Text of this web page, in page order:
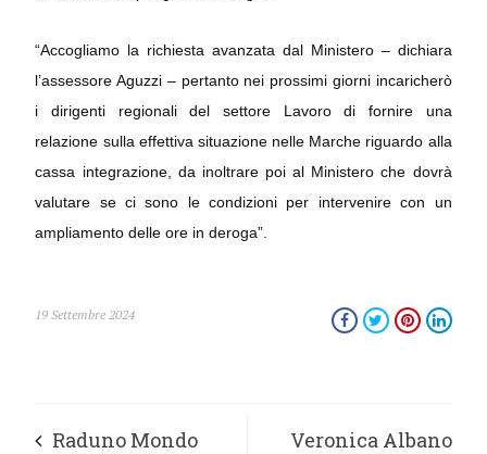
“Accogliamo la richiesta avanzata dal Ministero – dichiara
l’assessore Aguzzi – pertanto nei prossimi giorni incaricherò
i dirigenti regionali del settore Lavoro di fornire una
relazione sulla effettiva situazione nelle Marche riguardo alla
cassa integrazione, da inoltrare poi al Ministero che dovrà
valutare se ci sono le condizioni per intervenire con un
ampliamento delle ore in deroga”.
19 Settembre 2024
Raduno Mondo Veronica Albano